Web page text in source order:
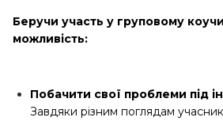
Беручи участь у груповому
можливість:
Побачити свої проблеми під
Завдяки різним поглядам